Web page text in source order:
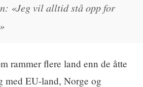
«Jeg vil alltid stå opp for
rammer flere land enn de åtte
med EU-land, Norge og